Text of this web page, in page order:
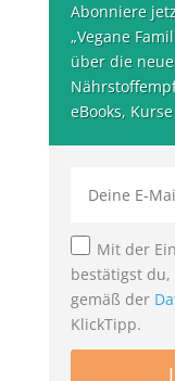
Abonniere
„Vegane
über die
eBooks,
Mit der
bestätigst
gemäß der
KlickTipp.